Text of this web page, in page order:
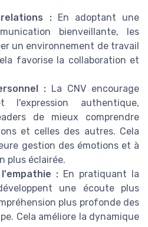
:En adoptant une
bienveillante, les
un environnement de travail
favorise la collaboration et
: La CNV encourage
l'expression authentique,
de mieux comprendre
et celles des autres. Cela
gestion des émotions et à
plus éclairée.
: En pratiquant la
une écoute plus
plus profonde des
Cela améliore la dynamique